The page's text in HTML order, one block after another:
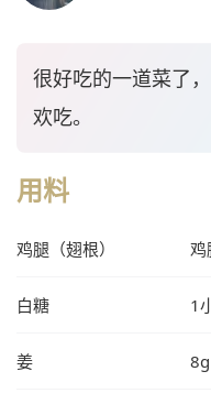
很好吃的一道菜了
欢吃。
用料
鸡腿（翅根） 鸡
白糖 1
姜 8g